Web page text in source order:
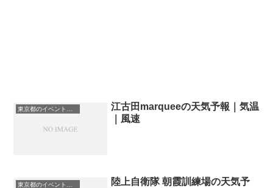
江古田marqueeの天気予報｜気温
｜風速
陸上自衛隊 朝霞訓練場の天気予